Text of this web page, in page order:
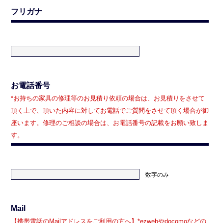
フリガナ
お電話番号
*お持ちの家具の修理等のお見積り依頼の場合は、お見積りをさせて
頂く上で、頂いた内容に対してお電話でご質問をさせて頂く場合が御
座います。修理のご相談の場合は、お電話番号の記載をお願い致しま
す。
数字のみ
Mail
【携帯電話のMailアドレスをご利用の方へ】*ezwebやdocomoなどの